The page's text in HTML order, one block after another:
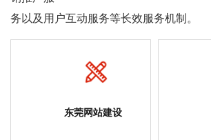
务以及用户互动服务等长效服务机制。
东莞网站建设